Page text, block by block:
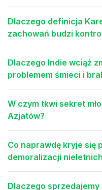
Dlaczego definicja
zachowań budzi
Dlaczego Indie wciąż
problemem śmieci i
W czym tkwi sekret
Azjatów?
Co naprawdę kryje się
demoralizacji
Dlaczego